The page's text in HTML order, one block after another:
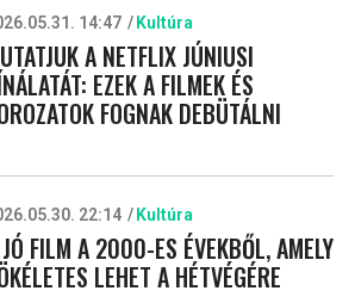
14:47 Kultúra
A NETFLIX JÚNIUSI
EZEK A FILMEK ÉS
FOGNAK DEBÜTÁLNI
22:14 Kultúra
FILM A 2000-ES ÉVEKBŐL, AMELY
LEHET A HÉTVÉGÉRE